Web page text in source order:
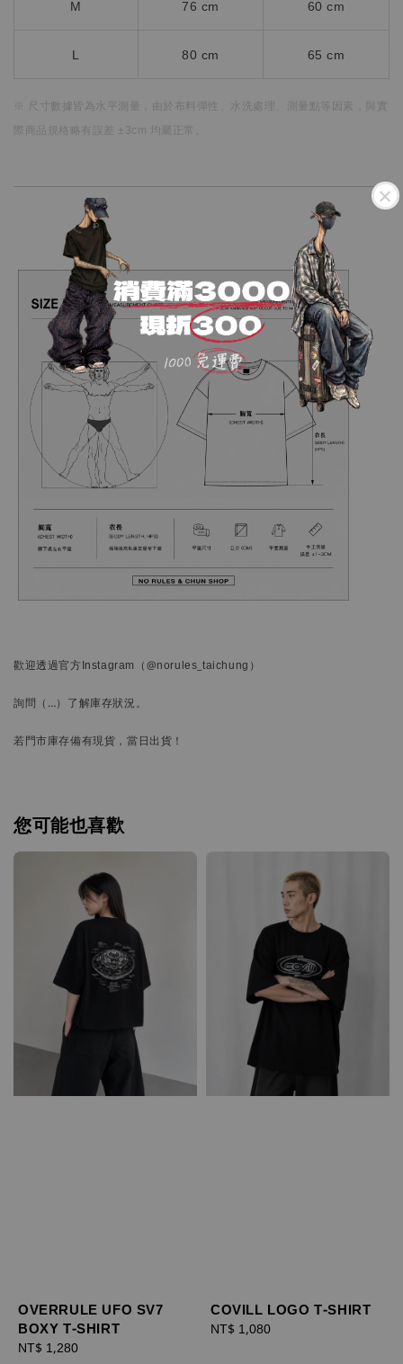
M 76 cm 60 cm
L 80 cm 65 cm
※ 尺寸數據皆為水平測量， 由於布料彈性、水洗處理、測量點等因素，
與實
際商品規格略有誤差 ±3cm 均屬正常。
歡迎透過官方Instagram （@norules_taichung）
詢問 （…） 了解庫存狀況。
若門市庫存備有現貨，當日出貨！
您可能也喜歡
OVERRULE UFO SV7
BOXY T-SHIRT
Regular
NT$ 1,280
COVILL LOGO T-SHIRT
Regular
NT$ 1,080